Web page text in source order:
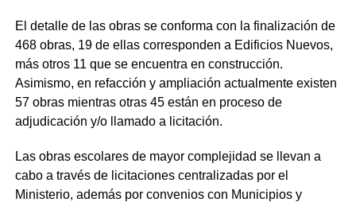
El detalle de las obras se conforma con la finalización de
468 obras, 19 de ellas corresponden a Edificios Nuevos,
más otros 11 que se encuentra en construcción.
Asimismo, en refacción y ampliación actualmente existen
57 obras mientras otras 45 están en proceso de
adjudicación y/o llamado a licitación.
Las obras escolares de mayor complejidad se llevan a
cabo a través de licitaciones centralizadas por el
Ministerio, además por convenios con Municipios y